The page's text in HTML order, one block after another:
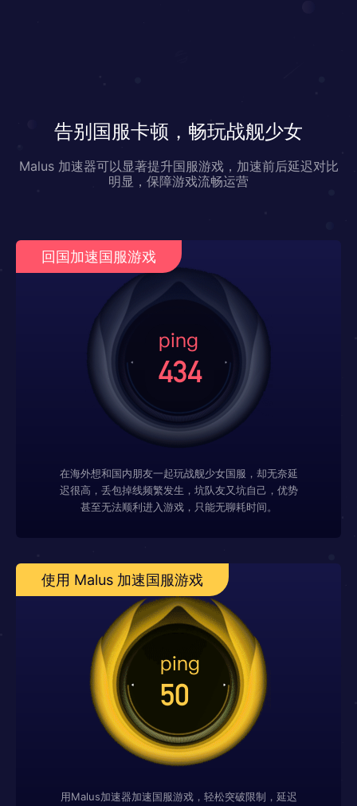
告别国服卡顿，畅玩战舰少女
Malus 加速器可以显著提升国服游戏，加速前后延迟对比
明显，保障游戏流畅运营
回国加速国服游戏
在海外想和国内朋友一起玩战舰少女国服，却无奈延
迟很高，丢包掉线频繁发生，坑队友又坑自己，优势
甚至无法顺利进入游戏，只能无聊耗时间。
使用 Malus 加速国服游戏
用Malus加速器加速国服游戏，轻松突破限制，延迟